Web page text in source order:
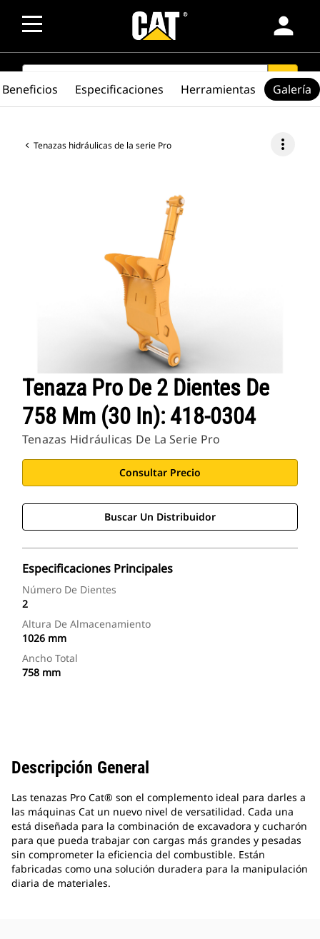
person
SEARCH search
Tenazas hidráulicas de la serie Pro more_vert
Tenaza Pro De 2 Dientes De
758 Mm (30 In): 418-0304
Tenazas Hidráulicas De La Serie Pro
Consultar Precio
Buscar Un Distribuidor
Especificaciones Principales
Número De Dientes
2
Altura De Almacenamiento
1026 mm
Ancho Total
758 mm
Beneficios Especificaciones Herramientas Galería
Descripción General
Las tenazas Pro Cat® son el complemento ideal para darles a
las máquinas Cat un nuevo nivel de versatilidad. Cada una
está diseñada para la combinación de excavadora y cucharón
para que pueda trabajar con cargas más grandes y pesadas
sin comprometer la eficiencia del combustible. Están
fabricadas como una solución duradera para la manipulación
diaria de materiales.